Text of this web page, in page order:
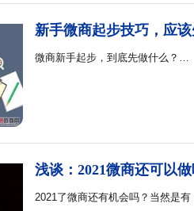
新手微商起步技巧，应该
微商新手起步，到底先做什么？…
浅谈：2021微商还可以做
2021了微商还有机会吗？当然是